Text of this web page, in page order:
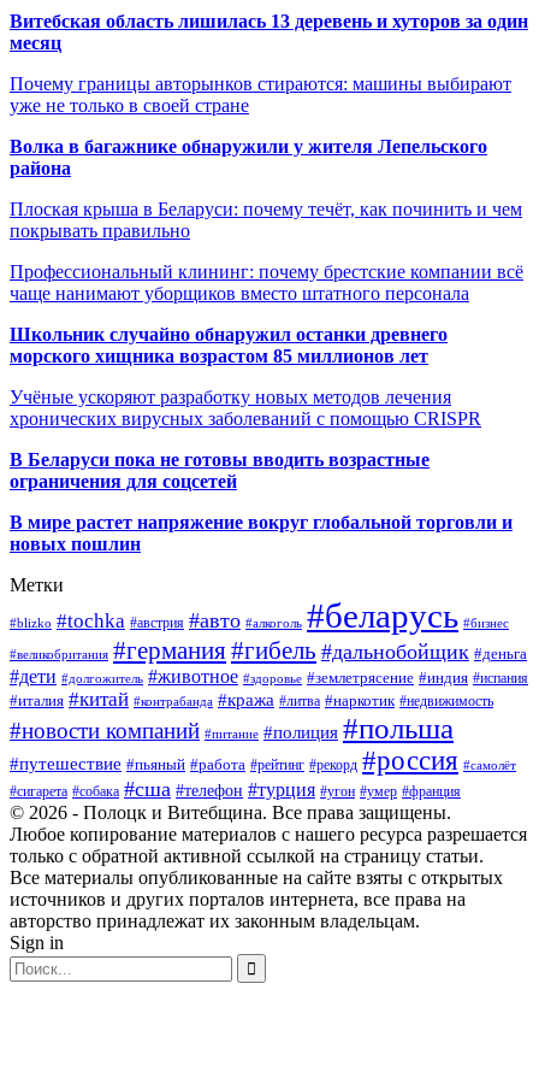
Витебская область лишилась 13 деревень и хуторов за один
месяц
Почему границы авторынков стираются: машины выбирают
уже не только в своей стране
Волка в багажнике обнаружили у жителя Лепельского
района
Плоская крыша в Беларуси: почему течёт, как починить и чем
покрывать правильно
Профессиональный клининг: почему брестские компании всё
чаще нанимают уборщиков вместо штатного персонала
Школьник случайно обнаружил останки древнего
морского хищника возрастом 85 миллионов лет
Учёные ускоряют разработку новых методов лечения
хронических вирусных заболеваний с помощью CRISPR
В Беларуси пока не готовы вводить возрастные
ограничения для соцсетей
В мире растет напряжение вокруг глобальной торговли и
новых пошлин
Метки
#blizko #tochka #австрия #авто #алкоголь #беларусь #бизнес
#великобритания #германия#гибель #дальнобойщик #деньга
#дети #долгожитель #животное #здоровье #землетрясение #индия #испания
#италия #китай #контрабанда #кража #литва #наркотик #недвижимость
#новости компаний #питание #полиция #польша
#путешествие #пьяный #работа #рейтинг #рекорд #россия #самолёт
#сигарета #собака #сша #телефон #турция #угон #умер #франция
© 2026 - Полоцк и Витебщина. Все права защищены.
Любое копирование материалов с нашего ресурса разрешается
только с обратной активной ссылкой на страницу статьи.
Все материалы опубликованные на сайте взяты с открытых
источников и других порталов интернета, все права на
авторство принадлежат их законным владельцам.
Sign in